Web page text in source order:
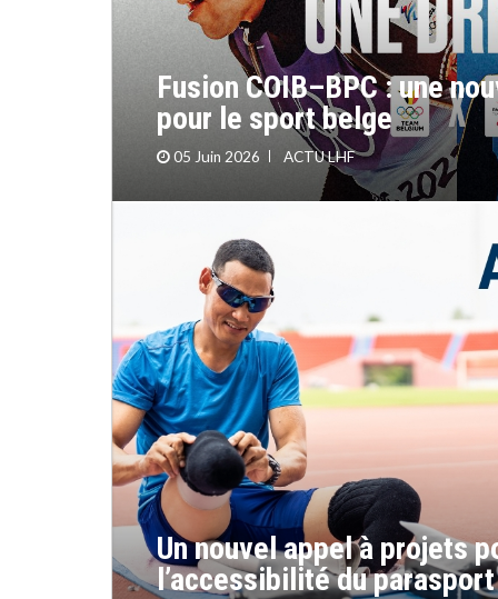
Fusion COIB–BPC : une
pour le sport belge
05 Juin 2026 ACTU LHF
Un nouvel appel à projets
l’accessibilité du parasport